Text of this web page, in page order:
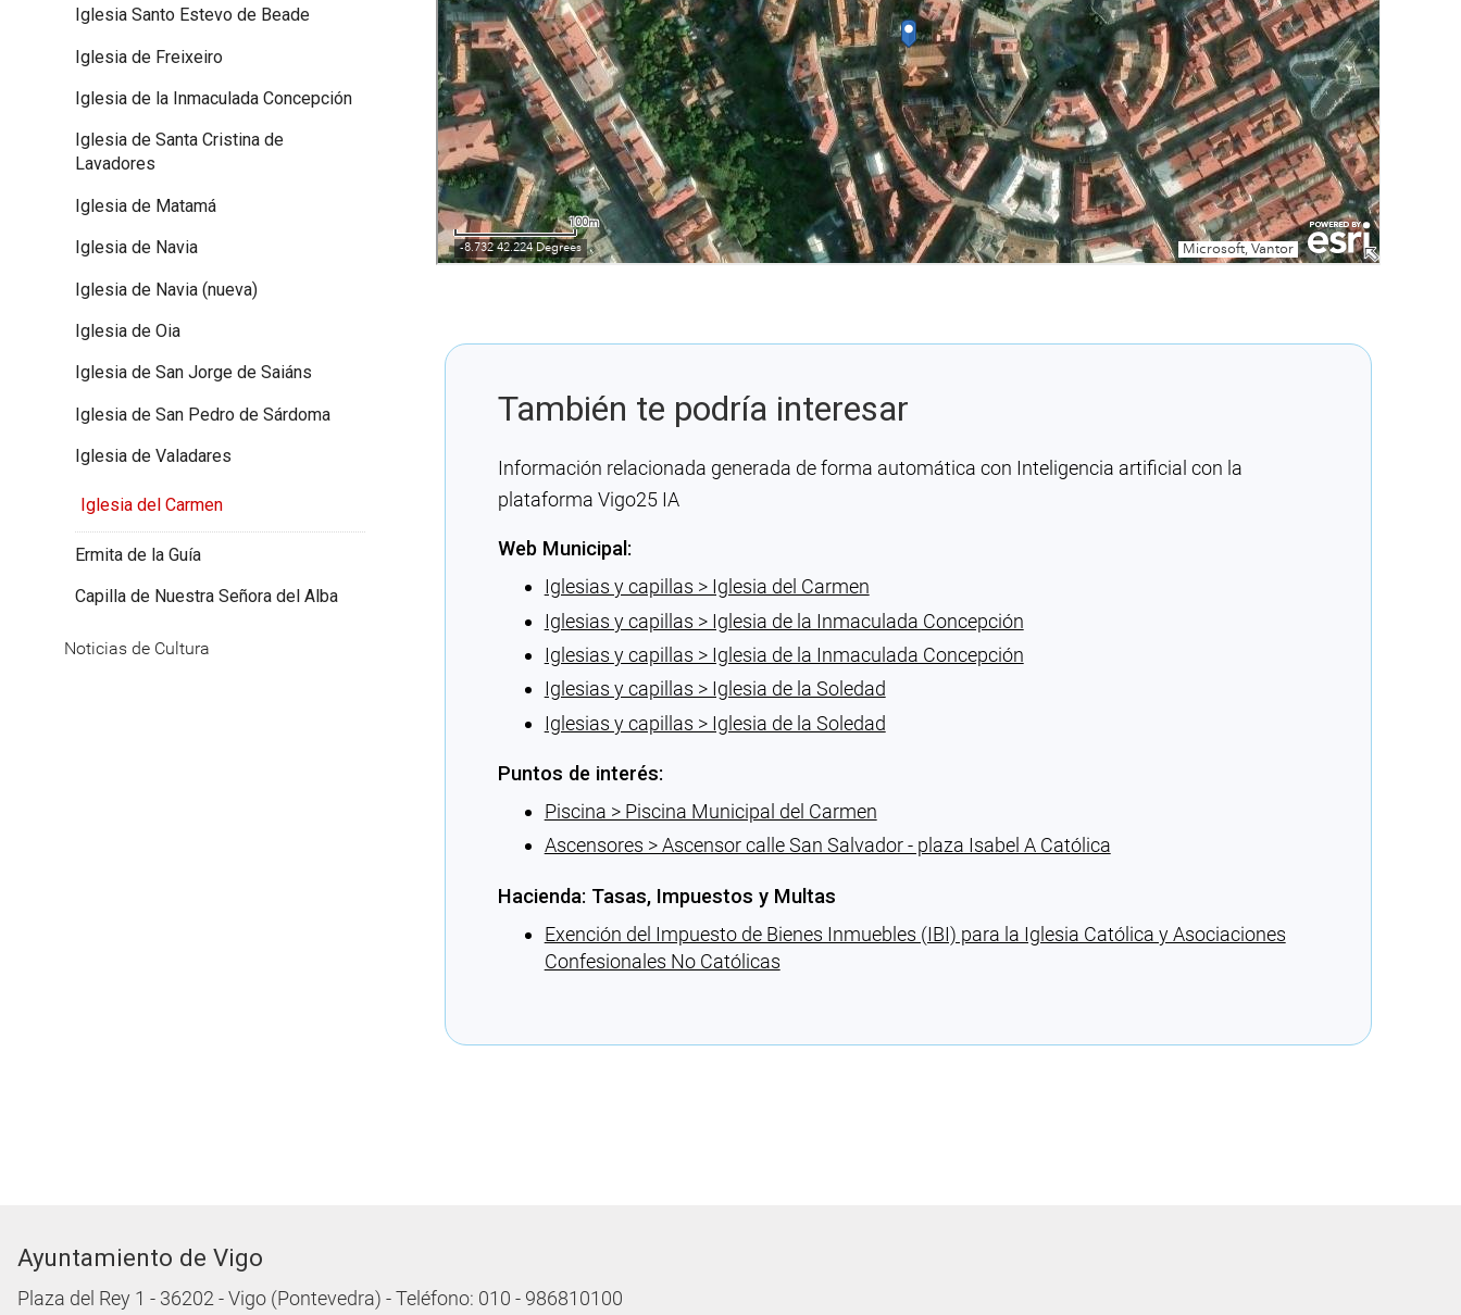
También te podría interesar
Información relacionada generada de forma automática con Inteligencia artificial con la
plataforma Vigo25 IA
Web Municipal:
Iglesias y capillas > Iglesia del Carmen
Iglesias y capillas > Iglesia de la Inmaculada Concepción
Iglesias y capillas > Iglesia de la Inmaculada Concepción
Iglesias y capillas > Iglesia de la Soledad
Iglesias y capillas > Iglesia de la Soledad
Puntos de interés:
Piscina > Piscina Municipal del Carmen
Ascensores > Ascensor calle San Salvador - plaza Isabel A Católica
Hacienda: Tasas, Impuestos y Multas
Exención del Impuesto de Bienes Inmuebles (IBI) para la Iglesia Católica y Asociaciones
Confesionales No Católicas
Iglesia Santo Estevo de Beade
Iglesia de Freixeiro
Iglesia de la Inmaculada Concepción
Iglesia de Santa Cristina de
Lavadores
Iglesia de Matamá
Iglesia de Navia
Iglesia de Navia (nueva)
Iglesia de Oia
Iglesia de San Jorge de Saiáns
Iglesia de San Pedro de Sárdoma
Iglesia de Valadares
Iglesia del Carmen
Ermita de la Guía
Capilla de Nuestra Señora del Alba
Noticias de Cultura
Ayuntamiento de Vigo
Plaza del Rey 1 - 36202 - Vigo (Pontevedra) - Teléfono: 010 - 986810100